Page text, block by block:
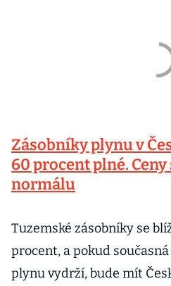
Zásobníky plynu v
60 procent plné. Ceny
normálu
Tuzemské zásobníky se
procent, a pokud
plynu vydrží, bude mít